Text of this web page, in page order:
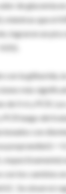
de glucemia en
mientras que el
lograron un pico
con la gliburida,
más
de Il-6 y PCR.
PCR luego del
con
posprandial (r =
respectivamente)
con los cambios
Se observó